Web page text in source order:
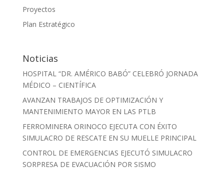
Proyectos
Plan Estratégico
Noticias
HOSPITAL “DR. AMÉRICO BABÓ” CELEBRÓ JORNADA
MÉDICO – CIENTÍFICA
AVANZAN TRABAJOS DE OPTIMIZACIÓN Y
MANTENIMIENTO MAYOR EN LAS PTLB
FERROMINERA ORINOCO EJECUTA CON ÉXITO
SIMULACRO DE RESCATE EN SU MUELLE PRINCIPAL
CONTROL DE EMERGENCIAS EJECUTÓ SIMULACRO
SORPRESA DE EVACUACIÓN POR SISMO